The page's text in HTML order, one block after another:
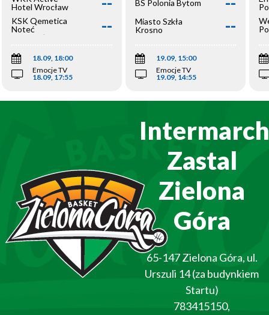
Hotel Wrocław
KSK Qemetica
Noteć
Inowrocław
--
18.09, 18:00
Emocje TV
18.09, 17:55
BS Polonia Bytom
Miasto Szkła
Krosno
--
19.09, 15:00
Emocje TV
19.09, 14:55
Zastal
Zielona
Góra
65-147 Zielona Góra, ul.
Urszuli 14 (za budynkiem
Startu)
783415150,